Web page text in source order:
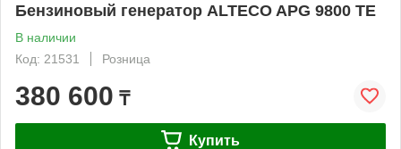
Бензиновый генератор ALTECO APG 9800 TE
В наличии
Код: 21531
Розница
380 600 ₸
Купить